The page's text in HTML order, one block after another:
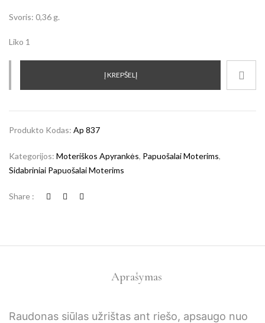
Svoris: 0,36 g.
Liko 1
Į KREPŠELĮ
Produkto Kodas: Ap 837
Kategorijos: Moteriškos Apyrankės, Papuošalai Moterims,
Sidabriniai Papuošalai Moterims
Share :
Aprašymas
Raudonas siūlas užrištas ant riešo, apsaugo nuo